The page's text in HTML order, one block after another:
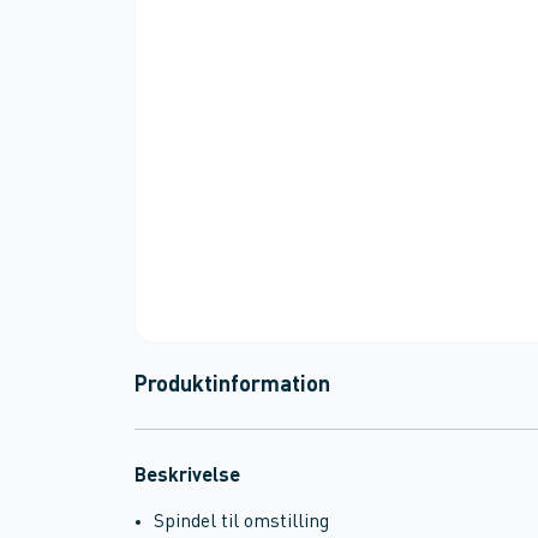
Produktinformation
Beskrivelse
Spindel til omstilling